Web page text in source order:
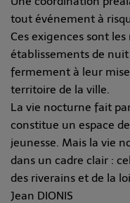
tout événement à
Ces exigences sont
établissements de
fermement à leur
territoire de la ville.
La vie nocturne fait
constitue un espace
jeunesse. Mais la vie
dans un cadre clair :
des riverains et de la
Jean DIONIS